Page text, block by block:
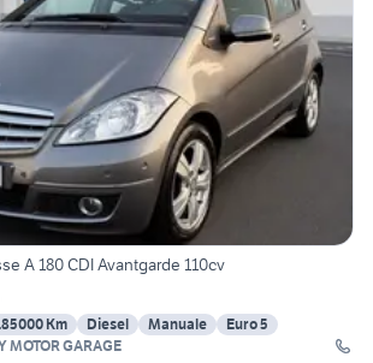
A 180 CDI Avantgarde 110cv
Km Diesel Manuale
Euro 5
MOTOR GARAGE